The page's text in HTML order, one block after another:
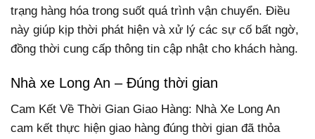
trạng hàng hóa trong suốt quá trình vận chuyển. Điều
này giúp kịp thời phát hiện và xử lý các sự cố bất ngờ,
đồng thời cung cấp thông tin cập nhật cho khách hàng.
Nhà xe Long An – Đúng thời gian
Cam Kết Về Thời Gian Giao Hàng: Nhà Xe Long An
cam kết thực hiện giao hàng đúng thời gian đã thỏa